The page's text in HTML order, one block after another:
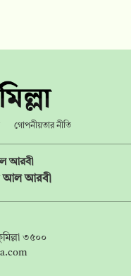
গোপনীয়তার নীতি
আরবী
আল আরবী
৩৫০০